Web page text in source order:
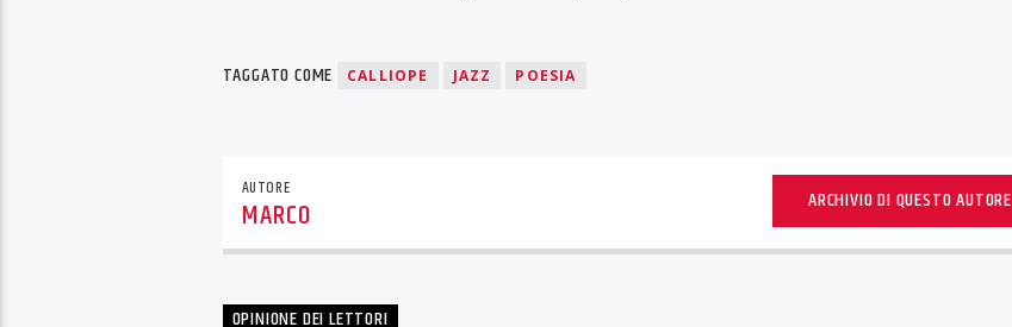
TAGGATO COME CALLIOPE JAZZ POESIA
AUTORE
MARCO ARCHIVIO DI QUESTO AUTORE
OPINIONE DEI LETTORI